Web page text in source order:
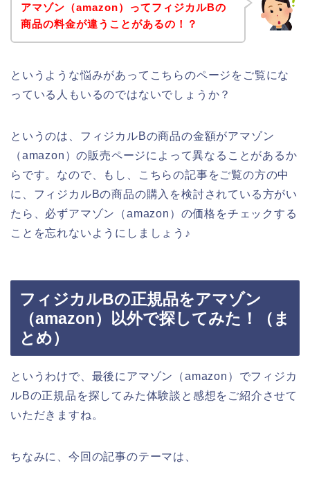
アマゾン（amazon）ってフィジカルBの
商品の料金が違うことがあるの！？
というような悩みがあってこちらのページをご覧にな
っている人もいるのではないでしょうか？
というのは、フィジカルBの商品の金額がアマゾン
（amazon）の販売ページによって異なることがあるか
らです。なので、もし、こちらの記事をご覧の方の中
に、フィジカルBの商品の購入を検討されている方がい
たら、必ずアマゾン（amazon）の価格をチェックする
ことを忘れないようにしましょう♪
フィジカルBの正規品をアマゾン
（amazon）以外で探してみた！（ま
とめ）
というわけで、最後にアマゾン（amazon）でフィジカ
ルBの正規品を探してみた体験談と感想をご紹介させて
いただきますね。
ちなみに、今回の記事のテーマは、